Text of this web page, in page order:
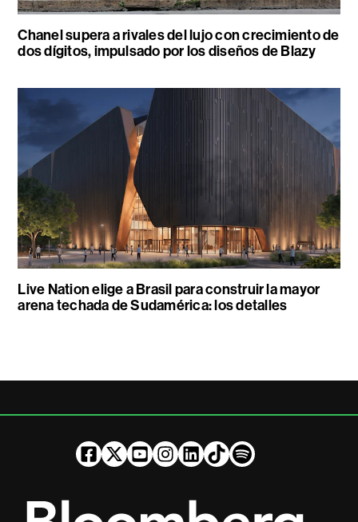
Chanel supera a rivales del lujo con crecimiento de
dos dígitos, impulsado por los diseños de Blazy
Live Nation elige a Brasil para construir la mayor
arena techada de Sudamérica: los detalles